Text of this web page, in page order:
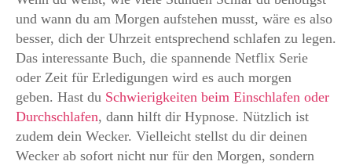
und wann du am Morgen aufstehen musst, wäre es also
besser, dich der Uhrzeit entsprechend schlafen zu legen.
Das interessante Buch, die spannende Netflix Serie
oder Zeit für Erledigungen wird es auch morgen
geben. Hast du Schwierigkeiten beim Einschlafen oder
Durchschlafen, dann hilft dir Hypnose. Nützlich ist
zudem dein Wecker. Vielleicht stellst du dir deinen
Wecker ab sofort nicht nur für den Morgen, sondern